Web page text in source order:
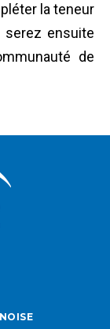
la teneur
ensuite
de